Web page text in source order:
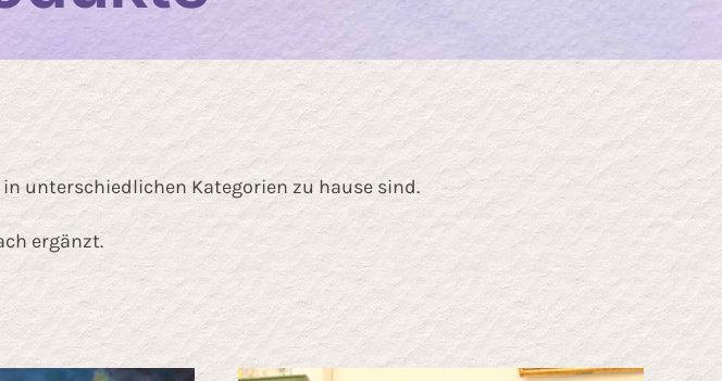
unterschiedlichen Kategorien zu hause sind.
ergänzt.